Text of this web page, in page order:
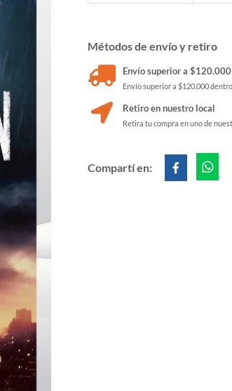
Métodos de envío y retiro
Envío superior a
Envío superior a $120.000
Retiro en nuestro local
Retira tu compra en uno de
Compartí en: